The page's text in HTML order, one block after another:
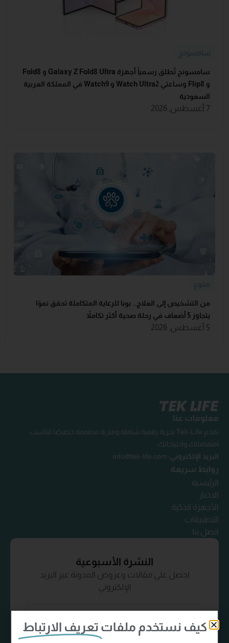
سامسونج
سامسونج تُطلق رسمياً أجهزة Galaxy Z Fold8 Ultra و Fold8
و Flip8 وساعتي Watch Ultra2 و Watch9 في المملكة العربية
السعودية
7 أغسطس, 2026
متنوع
من التشخيص إلى العلاج.. بوبا للرعاية المتكاملة تحقق نموًا
يتجاوز 5 أضعاف في رحلة صحية أكثر تكاملاً
5 أغسطس, 2026
معلومات عنا
تقدم Tek-Life تجربة رقمية شاملة ومثرية مصممة خصيصًا لتناسب
اهتماماتك واحتياجاتك.
البريد الإلكتروني: info@tek-life.com
روابط سريعة
الرئيسية
الاخبار
الأجهزة الذكية
التطبيقات
اتصل بنا
النشرة الأسبوعية
احصل على مقالات وعروض المدونة عبر البريد
الإلكتروني
كيف نستخدم ملفات تعريف الارتباط